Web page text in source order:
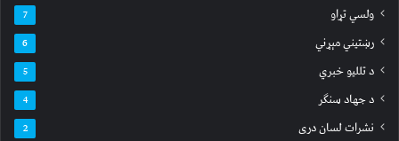
ولسي تړاو 7
رښتیني مېړني 6
د تللیو خبري 5
د جهاد سنګر 4
نشرات لسان دری 2